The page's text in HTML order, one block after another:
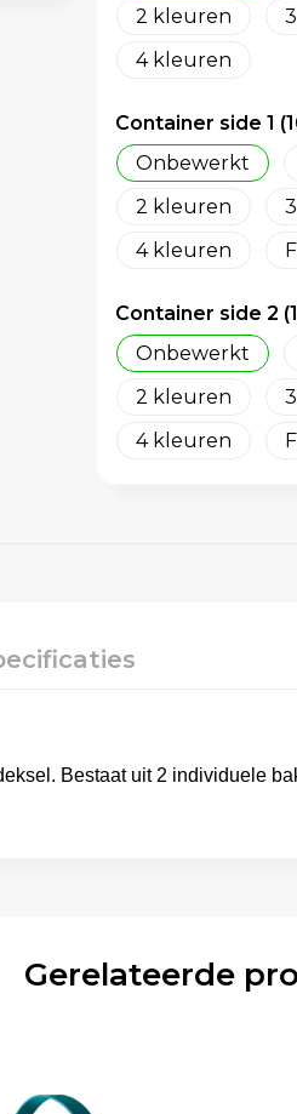
2
3
4
Container side 1
Onbewerkt
2
3
4
Container side 2
Onbewerkt
2
3
4
Bestaat uit 2 individuele
Gerelateerde